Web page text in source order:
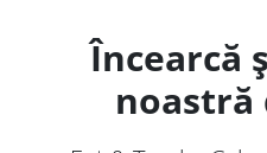
Încearcă
noastră